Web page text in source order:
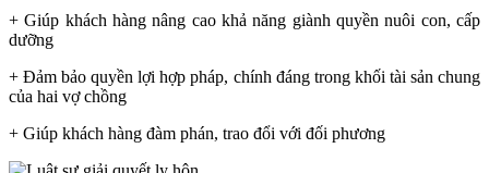
+ Giúp khách hàng nâng cao khả năng giành quyền nuôi con, cấp
dưỡng
+ Đảm bảo quyền lợi hợp pháp, chính đáng trong khối tài sản chung
của hai vợ chồng
+ Giúp khách hàng đàm phán, trao đổi với đối phương